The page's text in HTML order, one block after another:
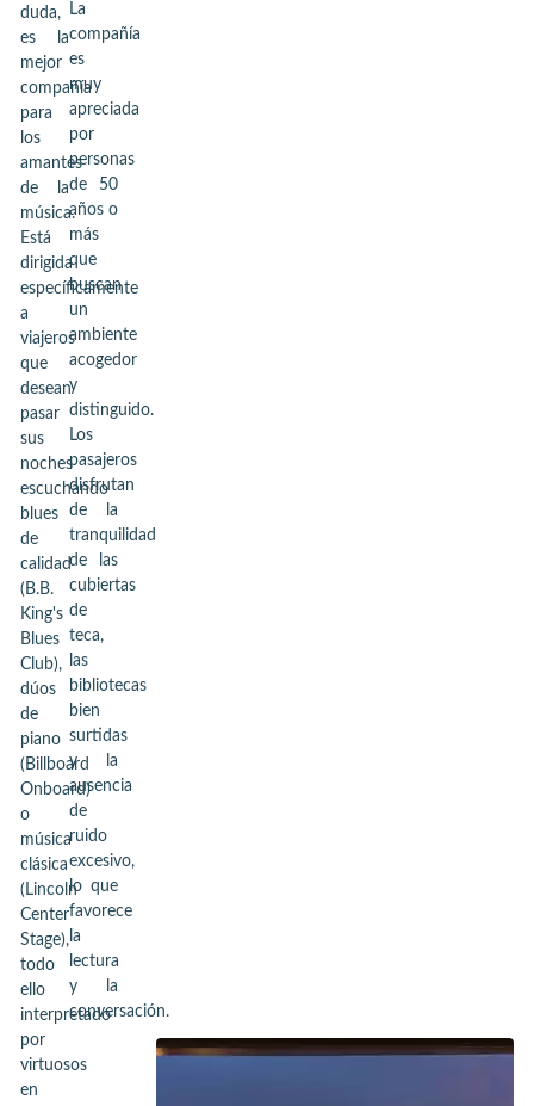
duda,
es la
mejor
compañía
para
los
amantes
de la
música.
Está
dirigida
específicamente
a
viajeros
que
desean
pasar
sus
noches
escuchando
blues
de
calidad
(B.B.
King's
Blues
Club),
dúos
de
piano
(Billboard
Onboard)
o
música
clásica
(Lincoln
Center
Stage),
todo
ello
interpretado
por
virtuosos
en
La
compañía
es
muy
apreciada
por
personas
de 50
años o
más
que
buscan
un
ambiente
acogedor
y
distinguido.
Los
pasajeros
disfrutan
de la
tranquilidad
de las
cubiertas
de
teca,
las
bibliotecas
bien
surtidas
y la
ausencia
de
ruido
excesivo,
lo que
favorece
la
lectura
y la
conversación.